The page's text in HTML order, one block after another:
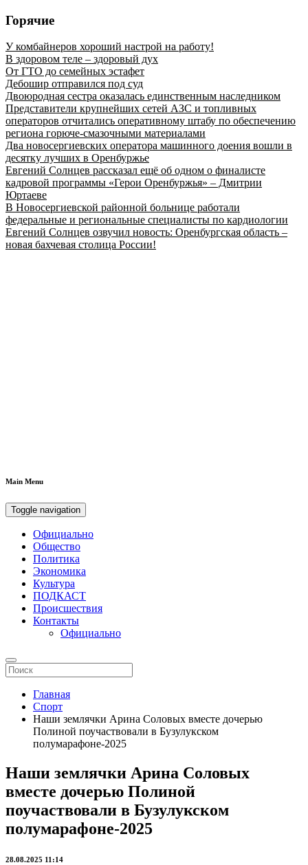
Горячие
У комбайнеров хороший настрой на работу!
В здоровом теле – здоровый дух
От ГТО до семейных эстафет
Дебошир отправился под суд
Двоюродная сестра оказалась единственным наследником
Представители крупнейших сетей АЗС и топливных
операторов отчитались оперативному штабу по обеспечению
региона горюче‑смазочными материалами
Два новосергиевских оператора машинного доения вошли в
десятку лучших в Оренбуржье
Евгений Солнцев рассказал ещё об одном о финалисте
кадровой программы «Герои Оренбуржья» – Дмитрии
Юртаеве
В Новосергиевской районной больнице работали
федеральные и региональные специалисты по кардиологии
Евгений Солнцев озвучил новость: Оренбургская область –
новая бахчевая столица России!
Main Menu
Toggle navigation
Официально
Общество
Политика
Экономика
Культура
ПОДКАСТ
Происшествия
Контакты
Официально
Главная
Спорт
Наши землячки Арина Соловых вместе дочерью
Полиной поучаствовали в Бузулукском
полумарафоне-2025
Наши землячки Арина Соловых
вместе дочерью Полиной
поучаствовали в Бузулукском
полумарафоне-2025
28.08.2025 11:14